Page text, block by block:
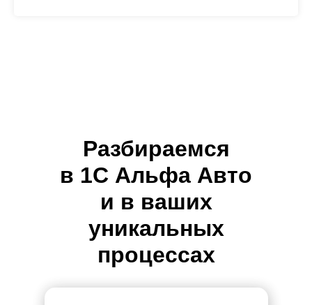
Разбираемся
в 1С Альфа Авто
и в ваших
уникальных
процессах